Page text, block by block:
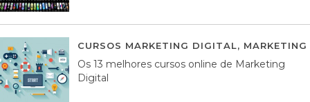
CURSOS MARKETING DIGITAL,
Os 13 melhores cursos online de Marketing
Digital